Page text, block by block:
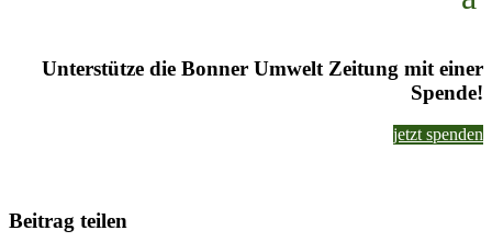
Unterstütze die Bonner Umwelt Zeitung mit einer
Spende!
jetzt spenden
Beitrag teilen